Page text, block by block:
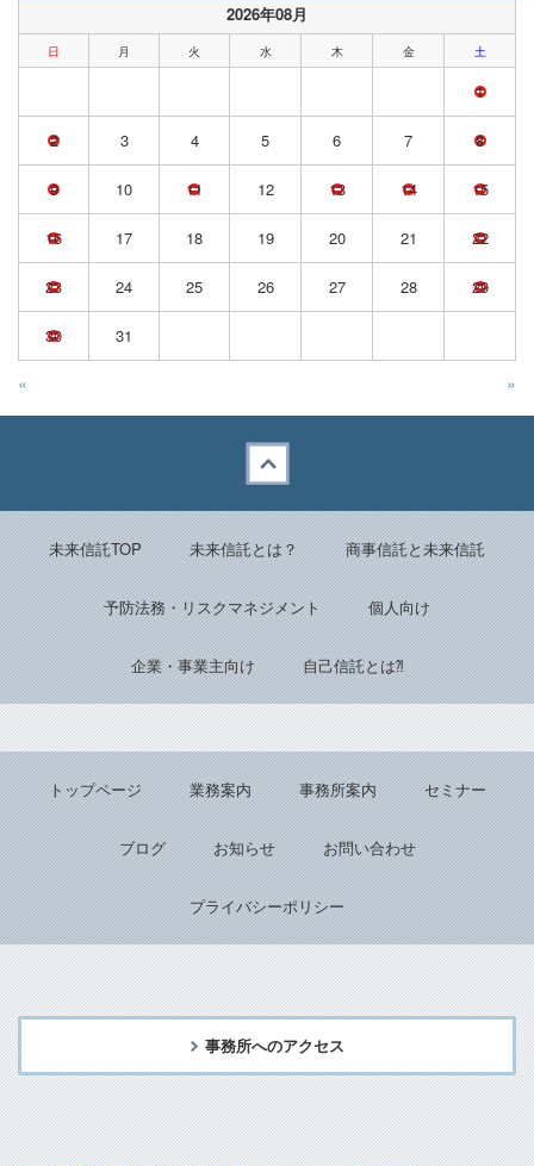
2026年08月
日 月 火 水 木 金 土
1
2 3 4 5 6 7 8
9 10 11 12 13 14 15
16 17 18 19 20 21 22
23 24 25 26 27 28 29
30 31
« »
未来信託TOP 未来信託とは？ 商事信託と未来信託
予防法務・リスクマネジメント 個人向け
企業・事業主向け 自己信託とは⁈
トップページ 業務案内 事務所案内 セミナー
ブログ お知らせ お問い合わせ
プライバシーポリシー
事務所へのアクセス
Back to top